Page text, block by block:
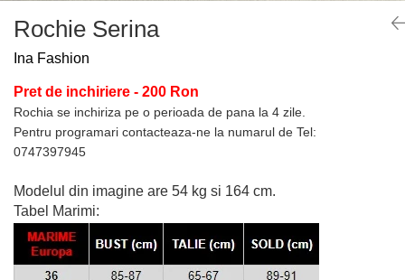
Rochie Serina
Ina Fashion
Pret de inchiriere - 200 Ron
Rochia se inchiriza pe o perioada de pana la 4 zile.
Pentru programari contacteaza-ne la numarul de Tel:
0747397945
Modelul din imagine are 54 kg si 164 cm.
Tabel Marimi: